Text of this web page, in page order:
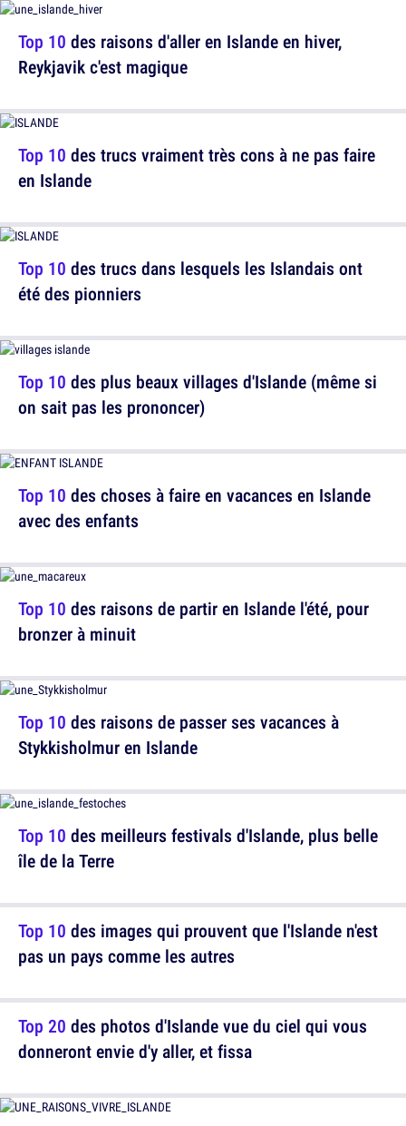
Top 10 des trucs vraiment très cons à ne pas faire
en Islande
Top 10 des plus beaux villages d'Islande (même si
on sait pas les prononcer)
Top 10 des raisons de partir en Islande l'été, pour
bronzer à minuit
Top 10 des meilleurs festivals d'Islande, plus belle
île de la Terre
Top 20 des photos d'Islande vue du ciel qui vous
donneront envie d'y aller, et fissa
Top 10 des raisons d'aller en Islande en hiver,
Reykjavik c'est magique
Top 10 des trucs dans lesquels les Islandais ont
été des pionniers
Top 10 des choses à faire en vacances en Islande
avec des enfants
Top 10 des raisons de passer ses vacances à
Stykkisholmur en Islande
Top 10 des images qui prouvent que l'Islande n'est
pas un pays comme les autres